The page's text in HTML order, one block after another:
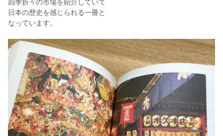
四季折々の市場を紹介していて
日本の歴史を感じられる一冊と
なっています。